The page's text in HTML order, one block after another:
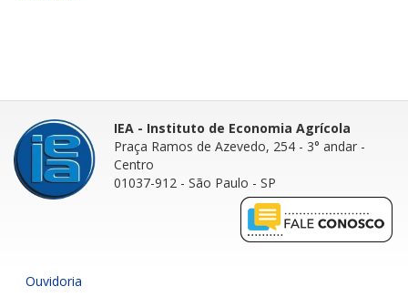
IEA - Instituto de Economia Agrícola
Praça Ramos de Azevedo, 254 - 3° andar -
Centro
01037-912 - São Paulo - SP
Ouvidoria